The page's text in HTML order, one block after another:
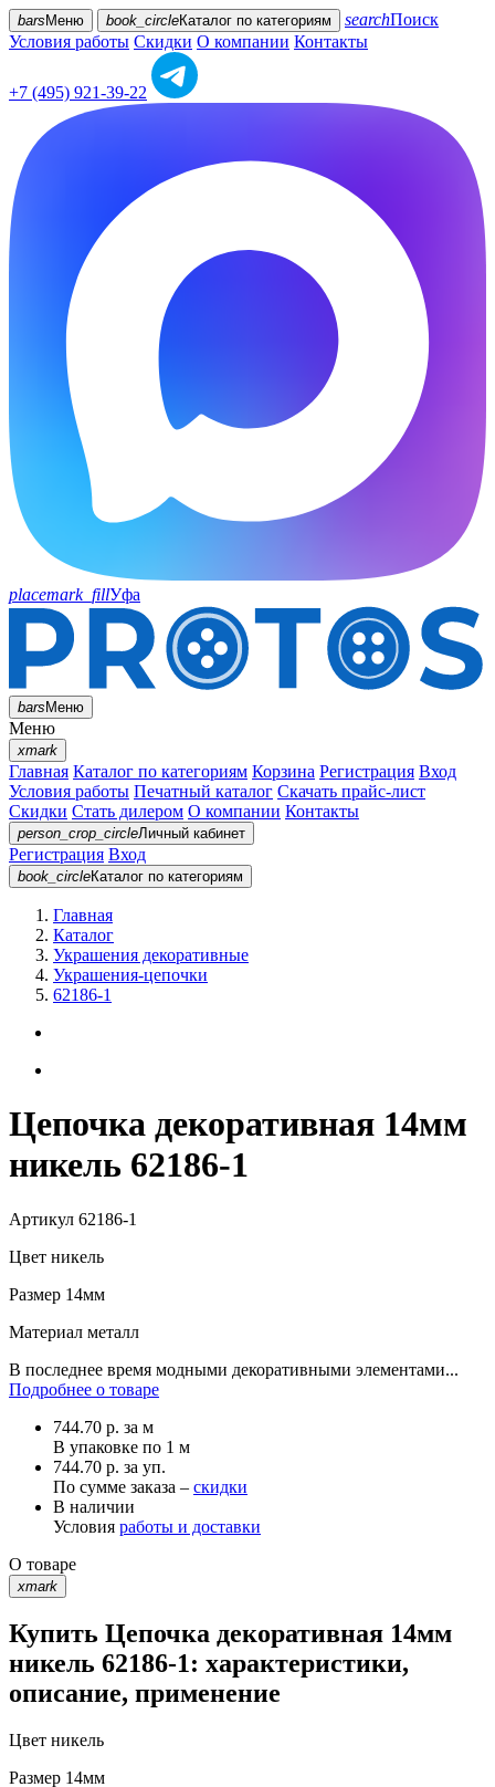
bars Меню book_circleКаталог по категориям searchПоиск
Условия работы Скидки О компании Контакты
+7 (495) 921-39-22
placemark_fillУфа
barsМеню
Меню
xmark
Главная Каталог по категориям Корзина Регистрация Вход
Условия работы Печатный каталог Скачать прайс-лист
Скидки Стать дилером О компании Контакты
person_crop_circleЛичный кабинет
Регистрация Вход
book_circleКаталог по категориям
Главная
Каталог
Украшения декоративные
Украшения-цепочки
62186-1
Цепочка декоративная 14мм
никель 62186-1
Артикул 62186-1
Цвет никель
Размер 14мм
Материал металл
В последнее время модными декоративными элементами...
Подробнее о товаре
744.70 р. за м
В упаковке по 1 м
744.70 р. за уп.
По сумме заказа – скидки
В наличии
Условия работы и доставки
О товаре
xmark
Купить Цепочка декоративная 14мм
никель 62186-1: характеристики,
описание, применение
Цвет никель
Размер 14мм